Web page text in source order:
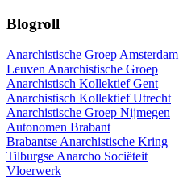
Blogroll
Anarchistische Groep Amsterdam
Leuven Anarchistische Groep
Anarchistisch Kollektief Gent
Anarchistisch Kollektief Utrecht
Anarchistische Groep Nijmegen
Autonomen Brabant
Brabantse Anarchistische Kring
Tilburgse Anarcho Sociëteit
Vloerwerk